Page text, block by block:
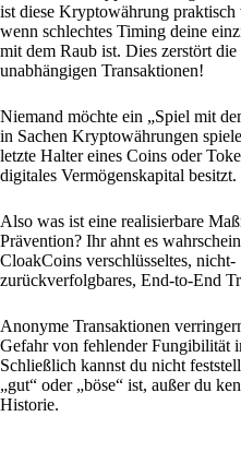
ist diese Kryptowährung praktisch
wenn schlechtes Timing deine
mit dem Raub ist. Dies zerstört
unabhängigen Transaktionen!
Niemand möchte ein „Spiel mit
in Sachen Kryptowährungen
letzte Halter eines Coins oder
digitales Vermögenskapital besitzt.
Also was ist eine realisierbare
Prävention? Ihr ahnt es
CloakCoins verschlüsseltes, nicht-
zurückverfolgbares, End-to-End
Anonyme Transaktionen
Gefahr von fehlender Fungibilität
Schließlich kannst du nicht
„gut“ oder „böse“ ist, außer du
Historie.